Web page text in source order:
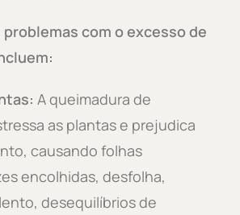
com o excesso de
A queimadura de
as plantas e prejudica
causando folhas
encolhidas, desfolha,
desequilíbrios de